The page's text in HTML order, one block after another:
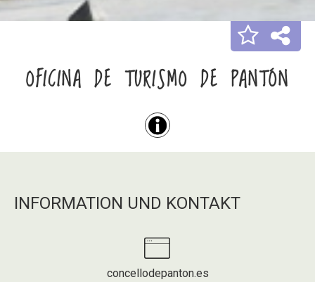
OFICINA DE TURISMO DE PANTÓN
INFORMATION UND KONTAKT
concellodepanton.es